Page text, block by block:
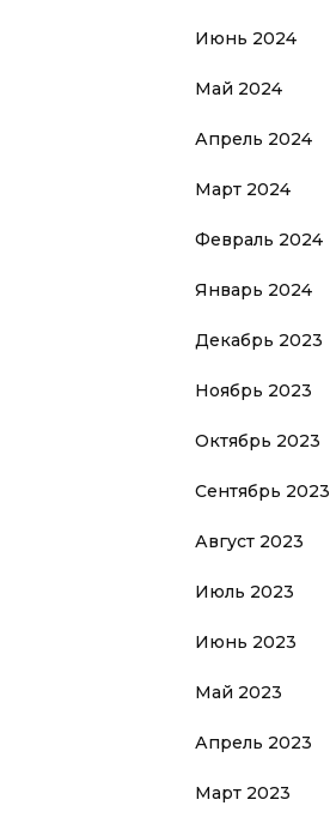
Июнь 2024
Май 2024
Апрель 2024
Март 2024
Февраль 2024
Январь 2024
Декабрь 2023
Ноябрь 2023
Октябрь 2023
Сентябрь 2023
Август 2023
Июль 2023
Июнь 2023
Май 2023
Апрель 2023
Март 2023